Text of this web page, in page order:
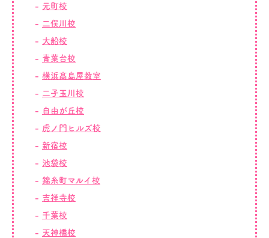
元町校
二俣川校
大船校
青葉台校
横浜髙島屋教室
二子玉川校
自由が丘校
虎ノ門ヒルズ校
新宿校
池袋校
錦糸町マルイ校
吉祥寺校
千葉校
天神橋校